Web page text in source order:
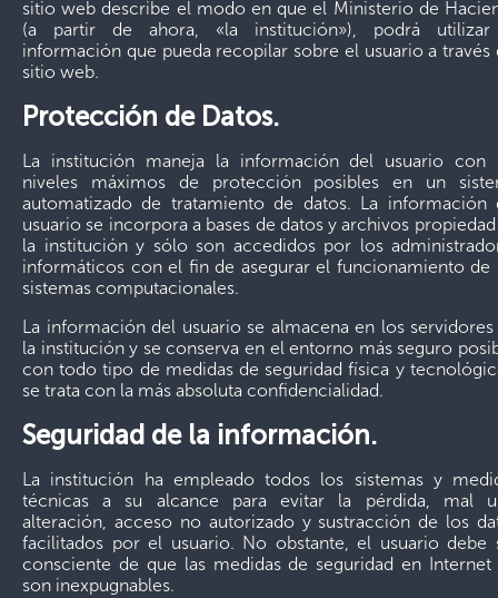
sitio web describe el modo en que el Ministerio de
(a partir de ahora, «la institución»), podrá
información que pueda recopilar sobre el usuario a través
sitio web.
Protección de Datos.
La institución maneja la información del usuario con
niveles máximos de protección posibles en un
automatizado de tratamiento de datos. La información
usuario se incorpora a bases de datos y archivos
la institución y sólo son accedidos por los
informáticos con el fin de asegurar el funcionamiento de
sistemas computacionales.
La información del usuario se almacena en los
la institución y se conserva en el entorno más seguro
con todo tipo de medidas de seguridad física y
se trata con la más absoluta confidencialidad.
Seguridad de la información.
La institución ha empleado todos los sistemas y
técnicas a su alcance para evitar la pérdida, mal
alteración, acceso no autorizado y sustracción de los
facilitados por el usuario. No obstante, el usuario debe
consciente de que las medidas de seguridad en Internet
son inexpugnables.